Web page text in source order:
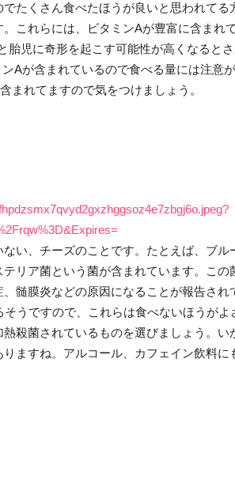
たくさん食べたほうが良いと思われてる
これらには、ビタミンAが豊富に含まれ
児に奇形を起こす可能性が高くなるとさ
Aが含まれているので食べる量には注意が
まれてますので気をつけましょう。
い、チーズのことです。たとえば、ブル
リア菌という菌が含まれています。この
髄膜炎などの原因になることが報告され
うですので、これらは食べないほうがよ
殺菌されているものを選びましょう。い
ますね。アルコール、カフェイン飲料に